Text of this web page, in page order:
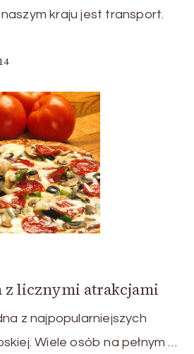
kraju jest transport.
z licznymi atrakcjami
z najpopularniejszych
Wiele osób na pełnym …